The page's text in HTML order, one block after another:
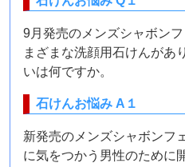
9月発売のメンズシャボン
まざまな洗顔用石けんがあ
いは何ですか。
石けんお悩み A１
新発売のメンズシャボンフ
に気をつかう男性のために